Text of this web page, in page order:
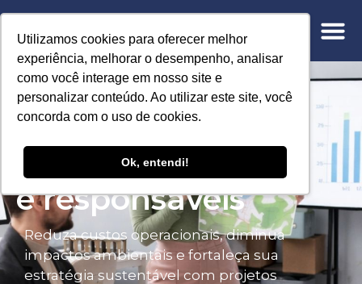
Utilizamos cookies para oferecer melhor
experiência, melhorar o desempenho, analisar
como você interage em nosso site e
personalizar conteúdo. Ao utilizar este site, você
concorda com o uso de cookies.
Ok, entendi!
Soluções ESG
para empresas
mais eficientes
e responsáveis
Reduza custos operacionais, diminua
impactos ambientais e fortaleça sua
estratégia sustentável com projetos